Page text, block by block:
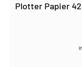
Plotter Papier